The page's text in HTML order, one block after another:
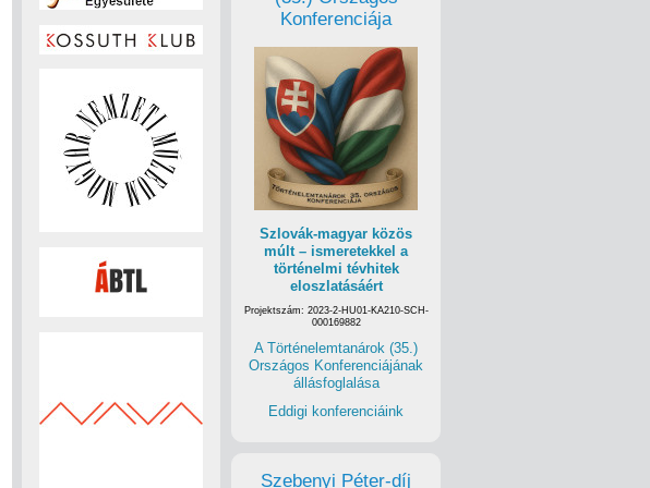
Konferenciája
Szlovák-magyar közös
múlt – ismeretekkel a
történelmi tévhitek
eloszlatásáért
Projektszám: 2023-2-HU01-KA210-SCH-
000169882
A Történelemtanárok (35.)
Országos Konferenciájának
állásfoglalása
Eddigi konferenciáink
Szebenyi Péter-díj